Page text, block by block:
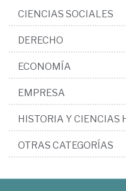
CIENCIAS SOCIALES
DERECHO
ECONOMÍA
EMPRESA
HISTORIA Y CIENCIAS
OTRAS CATEGORÍAS